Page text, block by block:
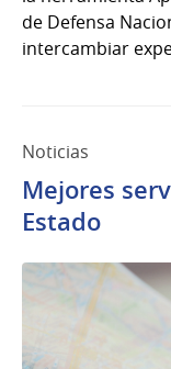
de Defensa
intercambiar
Noticias
Mejores
Estado